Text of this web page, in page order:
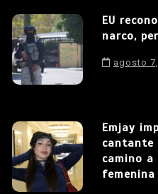
EU
narco,
agosto
Emjay
cantante
camino a
femenina